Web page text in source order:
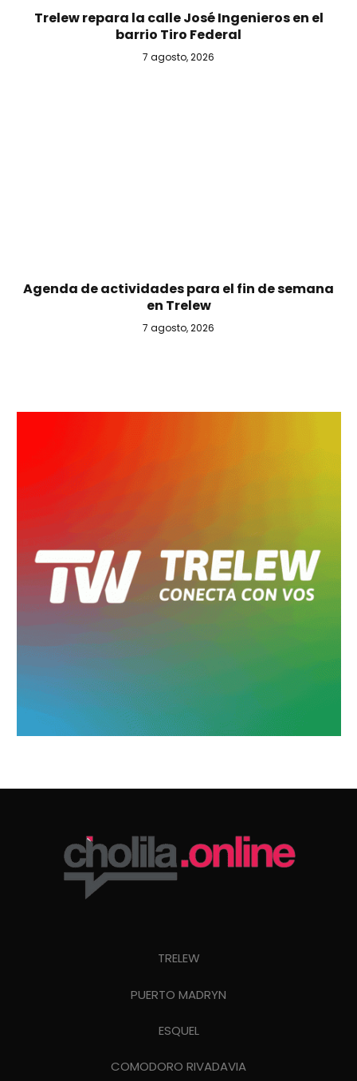
Trelew repara la calle José Ingenieros en el
barrio Tiro Federal
7 agosto, 2026
Agenda de actividades para el fin de semana
en Trelew
7 agosto, 2026
TRELEW
PUERTO MADRYN
ESQUEL
COMODORO RIVADAVIA